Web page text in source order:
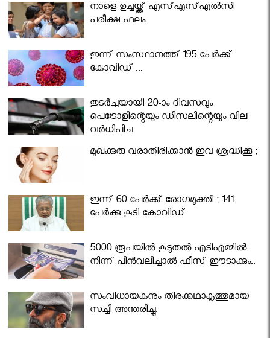
നാളെ ഉച്ചയ്ക്ക് എസ്എസ്എല്‍സി
പരീക്ഷ ഫലം
ഇന്ന് സംസ്ഥാനത്ത് 195 പേര്‍ക്ക്
കോവിഡ് ...
തുടർച്ചയായി 20-ാം ദിവസവും
പെട്രോളിന്റെയും ഡീസലിന്റെയും വില
വര്‍ധിപ്പിച്ചു
മുഖക്കുരു വരാതിരിക്കാന്‍ ഇവ ശ്രദ്ധിക്കൂ ;
ഇന്ന് 60 പേർക്ക് രോഗമുക്തി ; 141
പേര്‍ക്കു കൂടി കോവിഡ്
5000 രൂപയിൽ കൂടുതൽ എടിഎമ്മിൽ
നിന്ന് പിൻവലിച്ചാൽ ഫീസ് ഈടാക്കും..
സംവിധായകനും തിരക്കഥാകൃത്തുമായ
സച്ചി അന്തരിച്ചു.